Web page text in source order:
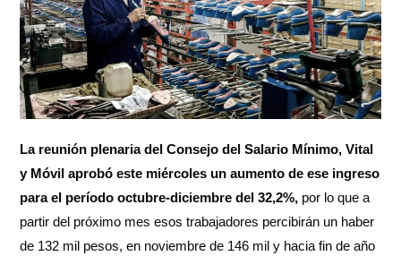
La reunión plenaria del Consejo del Salario Mínimo, Vital
y Móvil aprobó este miércoles un aumento de ese ingreso
para el período octubre-diciembre del 32,2%, por lo que a
partir del próximo mes esos trabajadores percibirán un haber
de 132 mil pesos, en noviembre de 146 mil y hacia fin de año